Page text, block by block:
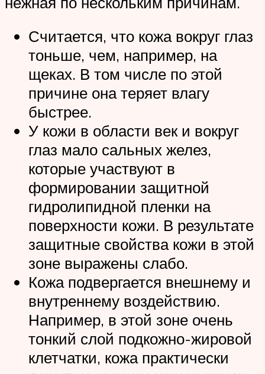
Считается, что кожа вокруг глаз
тоньше, чем, например, на
щеках. В том числе по этой
причине она теряет влагу
быстрее.
У кожи в области век и вокруг
глаз мало сальных желез,
которые участвуют в
формировании защитной
гидролипидной пленки на
поверхности кожи. В результате
защитные свойства кожи в этой
зоне выражены слабо.
Кожа подвергается внешнему и
внутреннему воздействию.
Например, в этой зоне очень
тонкий слой подкожно-жировой
клетчатки, кожа практически